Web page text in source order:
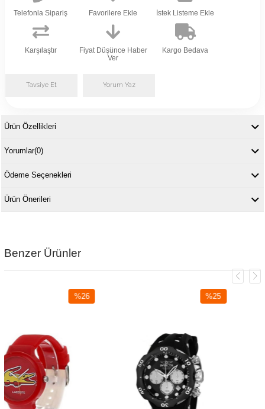
Telefonla Sipariş Favorilere Ekle İstek Listeme Ekle
Karşılaştır
Fiyat Düşünce Haber
Ver
Kargo Bedava
Tavsiye Et Yorum Yaz
Ürün Özellikleri
Yorumlar(0)
Ödeme Seçenekleri
Ürün Önerileri
Benzer Ürünler